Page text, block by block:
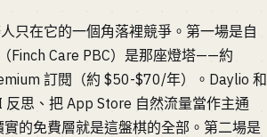
在它的一個角落裡競爭。第一場是自
Finch Care PBC）是那座燈塔——約
訂閱（約 $50-$70/年）。Daylio 和
思、把 App Store 自然流量當作主通
的免費層就是這盤棋的全部。第二場是